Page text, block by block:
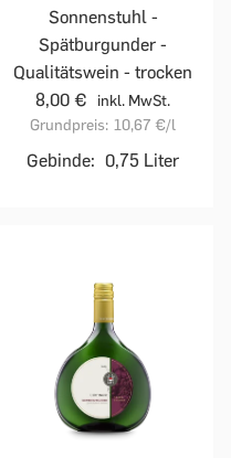
Sonnenstuhl -
Spätburgunder -
Qualitätswein - trocken
8,00 €
inkl. MwSt.
Grundpreis: 10,67 €/l
Gebinde: 0,75 Liter